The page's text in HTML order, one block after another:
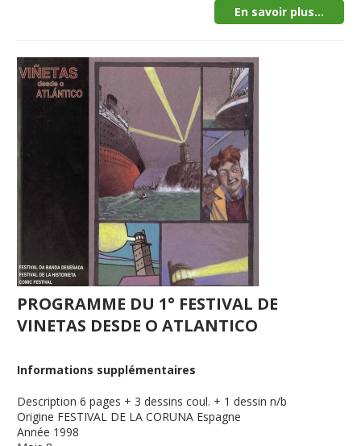
En savoir plus...
PROGRAMME DU 1° FESTIVAL DE
VINETAS DESDE O ATLANTICO
Informations supplémentaires
Description 6 pages + 3 dessins coul. + 1 dessin n/b
Origine FESTIVAL DE LA CORUNA Espagne
Année 1998